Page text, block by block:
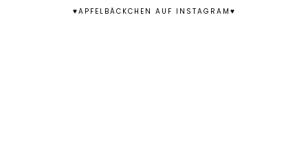
♥APFELBÄCKCHEN AUF INSTAGRAM♥